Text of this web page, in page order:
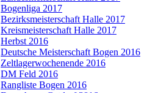
Bogenliga 2017
Bezirksmeisterschaft Halle 2017
Kreismeisterschaft Halle 2017
Herbst 2016
Deutsche Meisterschaft Bogen 2016
Zeltlagerwochenende 2016
DM Feld 2016
Rangliste Bogen 2016